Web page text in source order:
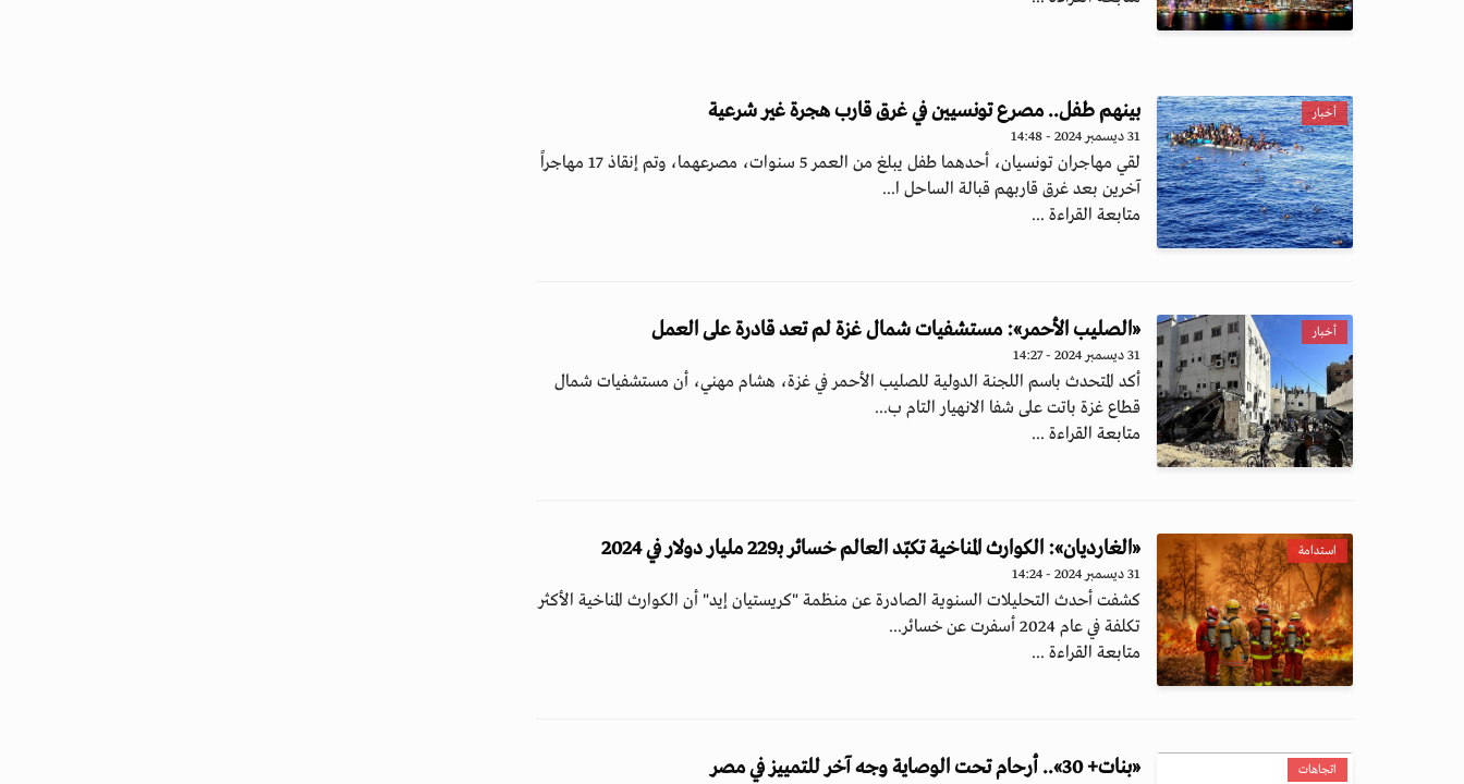
أخبار بينهم طفل.. مصرع تونسيين في غرق قارب هجرة غير شرعية
31 ديسمبر 2024 - 14:48
لقي مهاجران تونسيان، أحدهما طفل يبلغ من العمر 5 سنوات، مصرعهما، وتم إنقاذ 17 مهاجراً
آخرين بعد غرق قاربهم قبالة الساحل ا...
متابعة القراءة ...
أخبار «الصليب الأحمر»: مستشفيات شمال غزة لم تعد قادرة على العمل
31 ديسمبر 2024 - 14:27
أكد المتحدث باسم اللجنة الدولية للصليب الأحمر في غزة، هشام مهني، أن مستشفيات شمال
قطاع غزة باتت على شفا الانهيار التام ب...
متابعة القراءة ...
استدامة «الغارديان»: الكوارث المناخية تكبّد العالم خسائر بـ229 مليار دولار في 2024
31 ديسمبر 2024 - 14:24
كشفت أحدث التحليلات السنوية الصادرة عن منظمة "كريستيان إيد" أن الكوارث المناخية الأكثر
تكلفة في عام 2024 أسفرت عن خسائر...
متابعة القراءة ...
اتجاهات «بنات+ 30».. أرحام تحت الوصاية وجه آخر للتمييز في مصر